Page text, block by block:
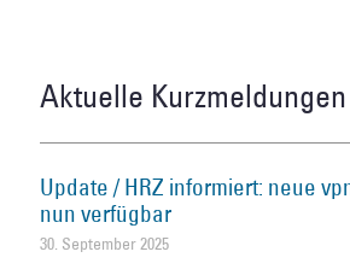
Aktuelle Kurzmeldungen
Update / HRZ informiert: neue
nun verfügbar
30. September 2025